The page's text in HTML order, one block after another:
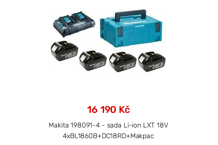
16 190 Kč
Makita 198091-4 - sada Li-ion LXT 18V
4xBL1860B+DC18RD+Makpac